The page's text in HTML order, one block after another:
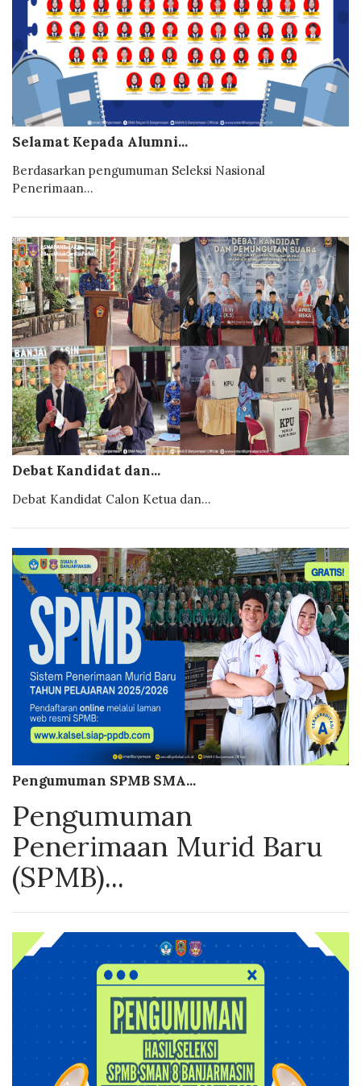
Selamat Kepada Alumni...
Berdasarkan pengumuman Seleksi Nasional
Penerimaan...
Debat Kandidat dan...
Debat Kandidat Calon Ketua dan...
Pengumuman SPMB SMA...
Pengumuman
Penerimaan Murid Baru
(SPMB)...